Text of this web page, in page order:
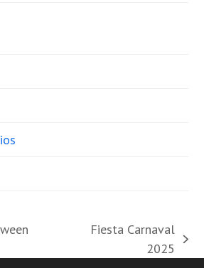
Fiesta Carnaval
2025